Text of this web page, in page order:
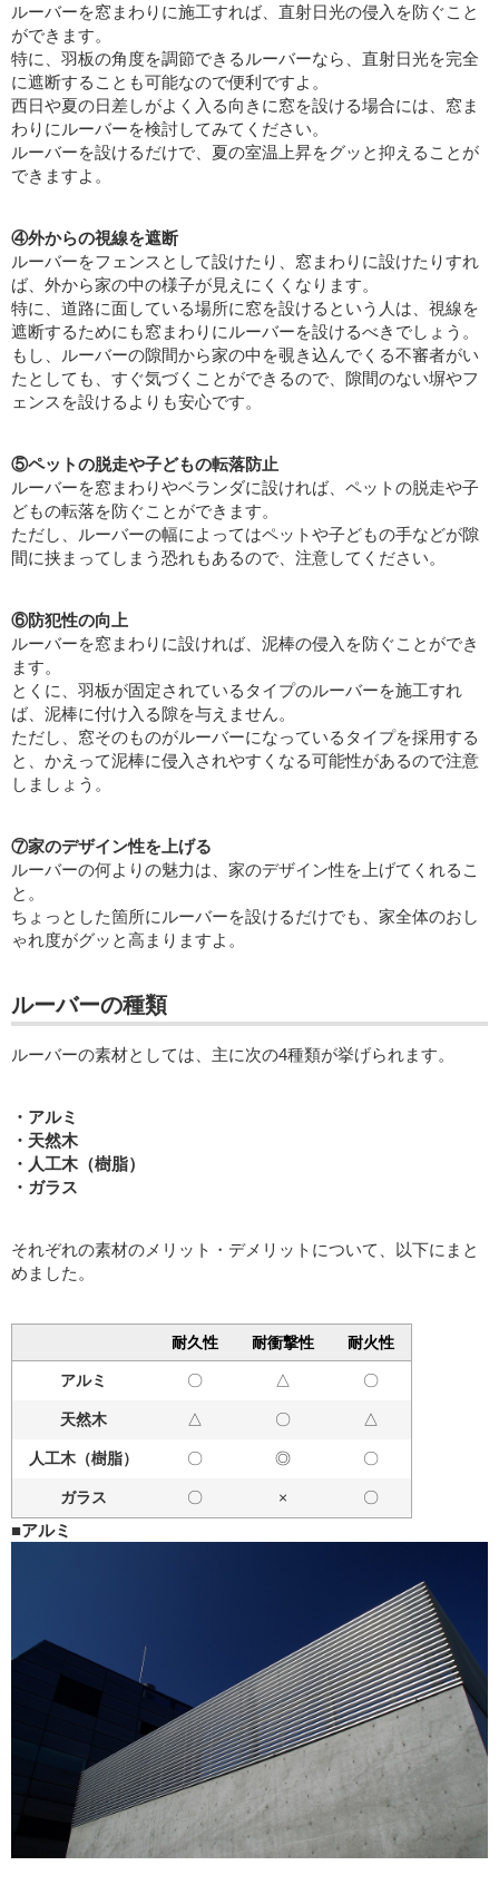
ルーバーを窓まわりに施工すれば、直射日光の侵入を防ぐこと
ができます。
特に、羽板の角度を調節できるルーバーなら、直射日光を完全
に遮断することも可能なので便利ですよ。
西日や夏の日差しがよく入る向きに窓を設ける場合には、窓ま
わりにルーバーを検討してみてください。
ルーバーを設けるだけで、夏の室温上昇をグッと抑えることが
できますよ。
④外からの視線を遮断
ルーバーをフェンスとして設けたり、窓まわりに設けたりすれ
ば、外から家の中の様子が見えにくくなります。
特に、道路に面している場所に窓を設けるという人は、視線を
遮断するためにも窓まわりにルーバーを設けるべきでしょう。
もし、ルーバーの隙間から家の中を覗き込んでくる不審者がい
たとしても、すぐ気づくことができるので、隙間のない塀やフ
ェンスを設けるよりも安心です。
⑤ペットの脱走や子どもの転落防止
ルーバーを窓まわりやベランダに設ければ、ペットの脱走や子
どもの転落を防ぐことができます。
ただし、ルーバーの幅によってはペットや子どもの手などが隙
間に挟まってしまう恐れもあるので、注意してください。
⑥防犯性の向上
ルーバーを窓まわりに設ければ、泥棒の侵入を防ぐことができ
ます。
とくに、羽板が固定されているタイプのルーバーを施工すれ
ば、泥棒に付け入る隙を与えません。
ただし、窓そのものがルーバーになっているタイプを採用する
と、かえって泥棒に侵入されやすくなる可能性があるので注意
しましょう。
⑦家のデザイン性を上げる
ルーバーの何よりの魅力は、家のデザイン性を上げてくれるこ
と。
ちょっとした箇所にルーバーを設けるだけでも、家全体のおし
ゃれ度がグッと高まりますよ。
ルーバーの種類
ルーバーの素材としては、主に次の4種類が挙げられます。
・アルミ
・天然木
・人工木（樹脂）
・ガラス
それぞれの素材のメリット・デメリットについて、以下にまと
めました。
耐久性 耐衝撃性 耐火性
アルミ 〇 △ 〇
天然木 △ 〇 △
人工木（樹脂） 〇 ◎ 〇
ガラス 〇 × 〇
■アルミ